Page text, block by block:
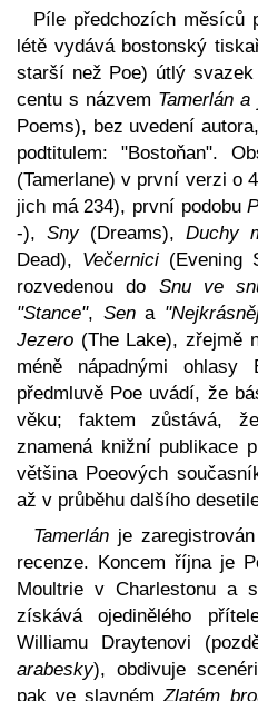
Píle předchozích měsíců
létě vydává bostonský
starší než Poe) útlý
centu s názvem Tamerlán
Poems), bez uvedení
podtitulem: "Bostoňan".
(Tamerlane) v první verzi o
jich má 234), první podobu
-), Sny(Dreams), Duchy
Dead), Večernici(Evening
rozvedenou do Snu ve
"Stance", Sena
Jezero (The Lake), zřejmě
méně nápadnými
předmluvě Poe uvádí, že
věku; faktem zůstává,
znamená knižní publikace
většina Poeových
až v průběhu dalšího
Tamerlán je
recenze. Koncem října je
Moultrie v Charlestonu a
získává ojedinělého
Williamu Draytenovi
arabesky), obdivuje
pak ve slavnémZlatém